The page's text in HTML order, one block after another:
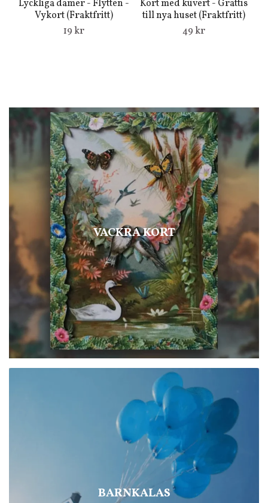
VACKRA KORT
BARNKALAS
Lyckliga damer - Flytten -
Vykort (Fraktfritt)
19 kr
Kort med kuvert - Grattis
till nya huset (Fraktfritt)
49 kr